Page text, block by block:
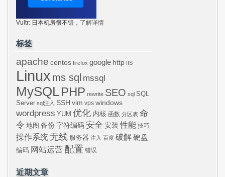
Vultr: 日本机房很不错， 了解详情
标签
apache centos firefox google http IIS
Linux ms sql mssql
MySQLPHP rewrite SEO sql SQL
Server sql注入 SSH vim vps windows
wordpress YUM 优化 内核 函数 分区表 命
令 地图 备份 字符编码 安全 安装 性能 技巧
操作系统 无线 服务器 注入 百度 破解硬盘
编码 网站运营 配置 错误
近期文章